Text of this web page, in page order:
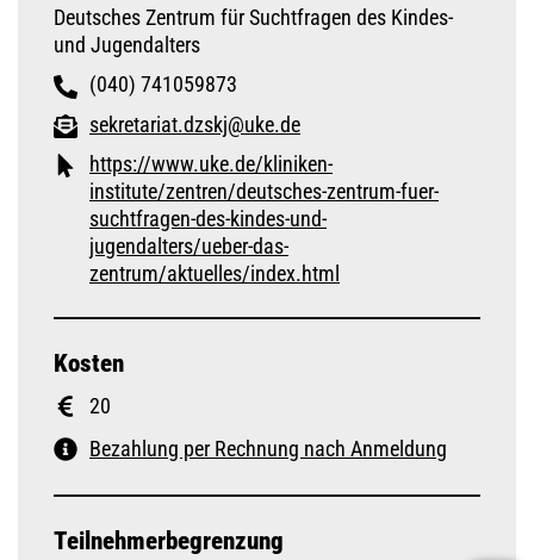
Deutsches Zentrum für Suchtfragen des Kindes-
und Jugendalters
(040) 741059873
sekretariat.dzskj@uke.de
https://www.uke.de/kliniken-
institute/zentren/deutsches-zentrum-fuer-
suchtfragen-des-kindes-und-
jugendalters/ueber-das-
zentrum/aktuelles/index.html
Kosten
20
Bezahlung per Rechnung nach Anmeldung
Teilnehmerbegrenzung